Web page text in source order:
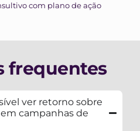
com plano de ação
frequentes
ver retorno sobre
campanhas de